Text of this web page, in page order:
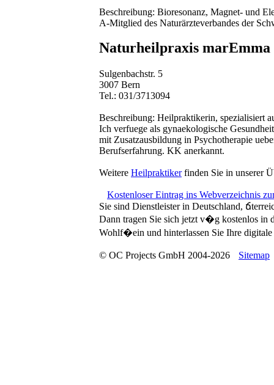
Beschreibung: Bioresonanz, Magnet- und
A-Mitglied des Naturärzteverbandes der
Naturheilpraxis marEmma
Sulgenbachstr. 5
3007 Bern
Tel.: 031/3713094
Beschreibung: Heilpraktikerin, spezialisiert
Ich verfuege als gynaekologische
mit Zusatzausbildung in Psychotherapie
Berufserfahrung. KK anerkannt.
Weitere Heilpraktikerfinden Sie in unserer
Kostenloser Eintrag ins Webverzeichnis
Sie sind Dienstleister in Deutschland,
Dann tragen Sie sich jetzt v�g kostenlos in
Wohlf�ein und hinterlassen Sie Ihre
© OC Projects GmbH 2004-2026 Sitemap